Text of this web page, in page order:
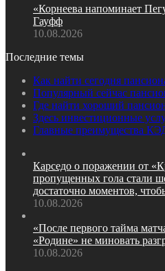
«Корнеева напоминает
Гауфф
10.08.2026
Последние темы
Как найти сегодня
Популярный сейчас
Где найти хороший
Здесь инвестиционные
Главные преимущества
Карседо о поражении от
пропущенных гола стали
достаточно моментов,
10.08.2026
«После первого тайма
«Родине» не миновать
10.08.2026